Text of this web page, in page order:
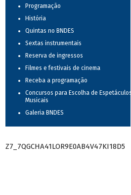
Programação
História
Quintas no BNDES
Sextas instrumentais
Reserva de ingressos
Filmes e festivais de cinema
Receba a programação
Concursos para Escolha de Espetáculos
Musicais
Galeria BNDES
Z7_7QGCHA41LOR9E0AB4V47KI18D5